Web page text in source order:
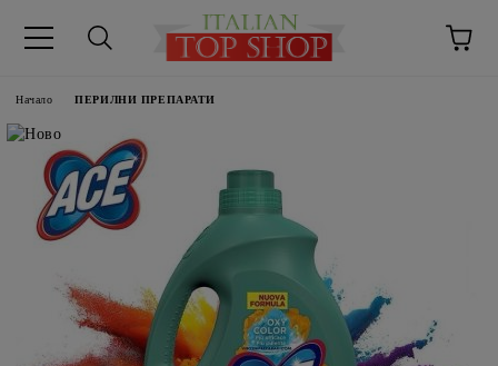
Начало ПЕРИЛНИ ПРЕПАРАТИ